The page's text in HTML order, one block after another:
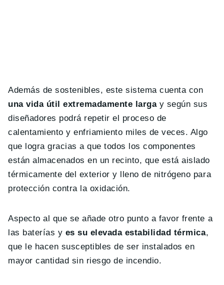
Además de sostenibles, este sistema cuenta con
una vida útil extremadamente largay según sus
diseñadores podrá repetir el proceso de
calentamiento y enfriamiento miles de veces. Algo
que logra gracias a que todos los componentes
están almacenados en un recinto, que está aislado
térmicamente del exterior y lleno de nitrógeno para
protección contra la oxidación.
Aspecto al que se añade otro punto a favor frente a
las baterías y es su elevada estabilidad térmica,
que le hacen susceptibles de ser instalados en
mayor cantidad sin riesgo de incendio.